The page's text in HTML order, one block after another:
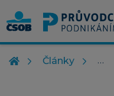
Články